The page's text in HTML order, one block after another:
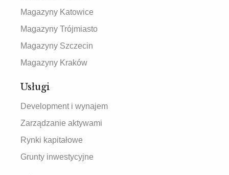
Magazyny Katowice
Magazyny Trójmiasto
Magazyny Szczecin
Magazyny Kraków
Usługi
Development i wynajem
Zarządzanie aktywami
Rynki kapitałowe
Grunty inwestycyjne